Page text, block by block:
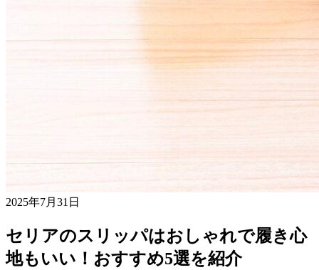
2025年7月31日
セリアのスリッパはおしゃれで履き心
地もいい！おすすめ5選を紹介